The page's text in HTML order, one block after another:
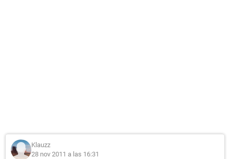
Klauzz
28 nov 2011 a las 16:31